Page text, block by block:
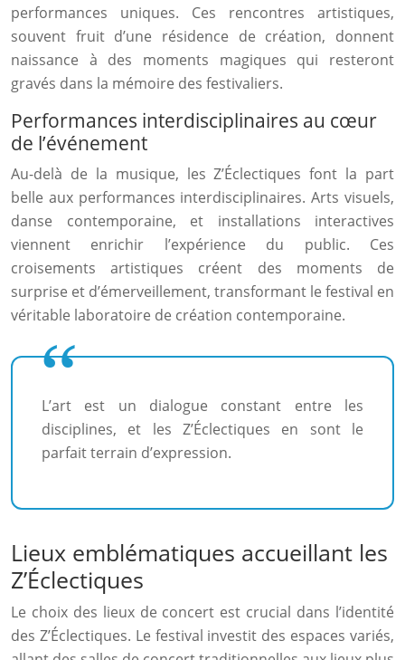
performances uniques. Ces rencontres artistiques,
souvent fruit d’une résidence de création, donnent
naissance à des moments magiques qui resteront
gravés dans la mémoire des festivaliers.
Performances interdisciplinaires au cœur
de l’événement
Au-delà de la musique, les Z’Éclectiques font la part
belle aux performances interdisciplinaires. Arts visuels,
danse contemporaine, et installations interactives
viennent enrichir l’expérience du public. Ces
croisements artistiques créent des moments de
surprise et d’émerveillement, transformant le festival en
véritable laboratoire de création contemporaine.
L’art est un dialogue constant entre les
disciplines, et les Z’Éclectiques en sont le
parfait terrain d’expression.
Lieux emblématiques accueillant les
Z’Éclectiques
Le choix des lieux de concert est crucial dans l’identité
des Z’Éclectiques. Le festival investit des espaces variés,